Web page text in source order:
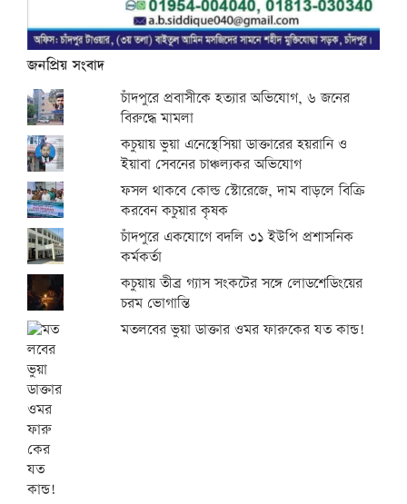
জনপ্রিয় সংবাদ
চাঁদপুরে প্রবাসীকে হত্যার অভিযোগ, ৬ জনের
বিরুদ্ধে মামলা
কচুয়ায় ভুয়া এনেস্থেসিয়া ডাক্তারের হয়রানি ও
ইয়াবা সেবনের চাঞ্চল্যকর অভিযোগ
ফসল থাকবে কোল্ড স্টোরেজে, দাম বাড়লে বিক্রি
করবেন কচুয়ার কৃষক
চাঁদপুরে একযোগে বদলি ৩১ ইউপি প্রশাসনিক
কর্মকর্তা
কচুয়ায় তীব্র গ্যাস সংকটের সঙ্গে লোডশেডিংয়ের
চরম ভোগান্তি
মতলবের ভুয়া ডাক্তার ওমর ফারুকের যত কান্ড!